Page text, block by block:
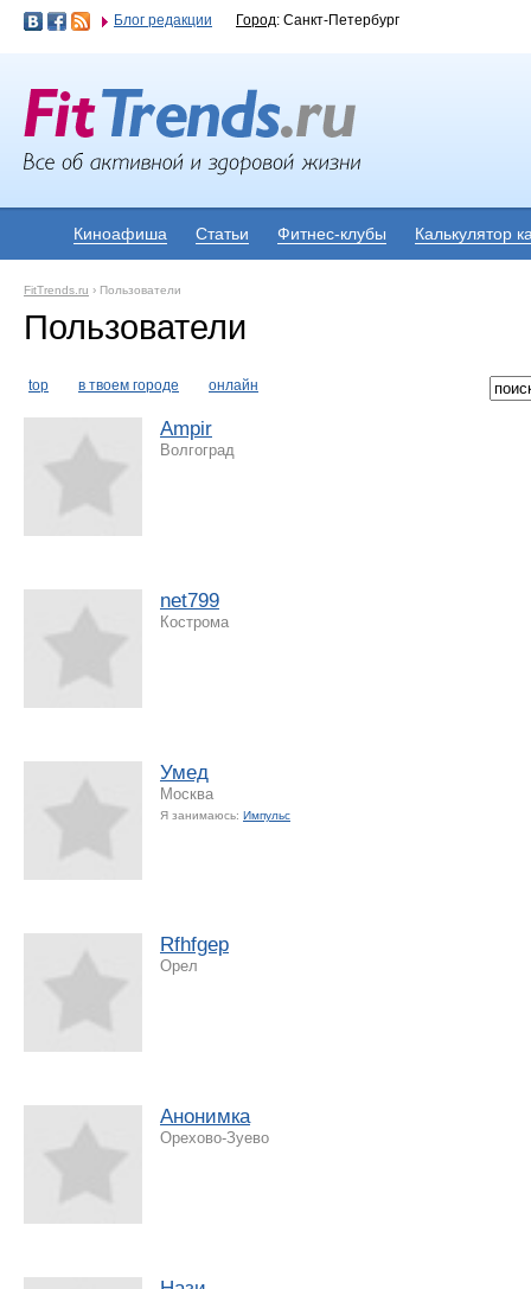
Блог редакции Город: Санкт-Петербург
Киноафиша Статьи Фитнес-клубы Калькулятор
FitTrends.ru › Пользователи
Пользователи
top в твоем городе онлайн
Ampir
Волгоград
net799
Кострома
Умед
Москва
Я занимаюсь: Импульс
Rfhfgep
Орел
Анонимка
Орехово-Зуево